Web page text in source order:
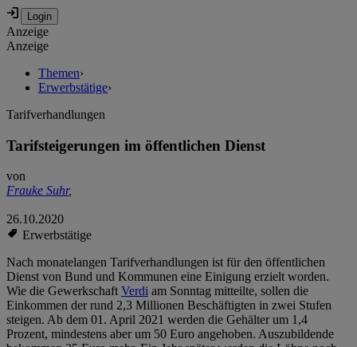
Anzeige
Anzeige
Themen›
Erwerbstätige›
Tarifverhandlungen
Tarifsteigerungen im öffentlichen Dienst
von
Frauke Suhr,
26.10.2020
Erwerbstätige
Nach monatelangen Tarifverhandlungen ist für den öffentlichen
Dienst von Bund und Kommunen eine Einigung erzielt worden.
Wie die GewerkschaftVerdi am Sonntag mitteilte, sollen die
Einkommen der rund 2,3 Millionen Beschäftigten in zwei Stufen
steigen. Ab dem 01. April 2021 werden die Gehälter um 1,4
Prozent, mindestens aber um 50 Euro angehoben. Auszubildende